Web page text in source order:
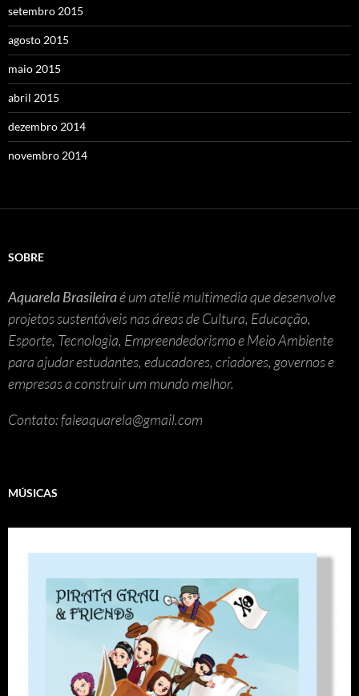
setembro 2015
agosto 2015
maio 2015
abril 2015
dezembro 2014
novembro 2014
SOBRE
Aquarela Brasileiraé um ateliê multimedia que desenvolve
projetos sustentáveis nas áreas de Cultura, Educação,
Esporte, Tecnologia, Empreendedorismo e Meio Ambiente
para ajudar estudantes, educadores, criadores, governos e
empresas a construir um mundo melhor.
Contato: faleaquarela@gmail.com
MÚSICAS